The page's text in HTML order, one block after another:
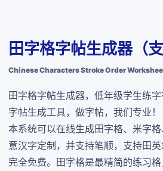
田字格字帖生成器（
Chinese Characters Stroke Order
田字格字帖生成器，低年级学生练
字帖生成工具，做字帖，我们专业！
本系统可以在线生成田字格、米字
意汉字定制，并支持笔顺，支持田英
完全免费。田字格是最精简的练习